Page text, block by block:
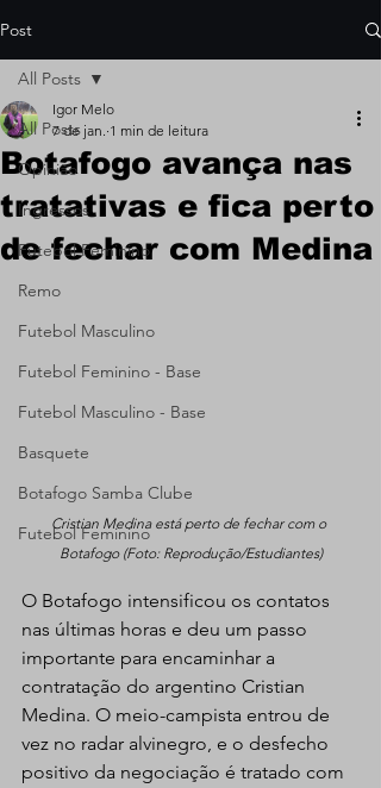
Post
All Posts
Opinião
Ingressos
Futebol Feminino
Remo
Futebol Masculino
Futebol Feminino - Base
Futebol Masculino - Base
Basquete
Botafogo Samba Clube
Futebol Feminino
All Posts
Botafogo avança nas
tratativas e fica perto
de fechar com Medina
Igor Melo
7 de jan. 1 min de leitura
Cristian Medina está perto de fechar com o
Botafogo (Foto: Reprodução/Estudiantes)
O Botafogo intensificou os contatos
nas últimas horas e deu um passo
importante para encaminhar a
contratação do argentino Cristian
Medina. O meio-campista entrou de
vez no radar alvinegro, e o desfecho
positivo da negociação é tratado com